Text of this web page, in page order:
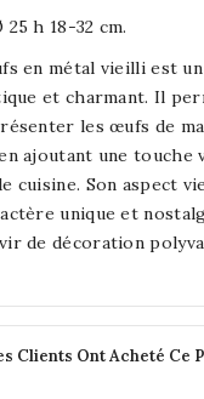
h 18-32 cm.
en métal vieilli est
et charmant. Il
les œufs de
ajoutant une touche
cuisine. Son aspect
unique et
de décoration
Clients Ont Acheté Ce